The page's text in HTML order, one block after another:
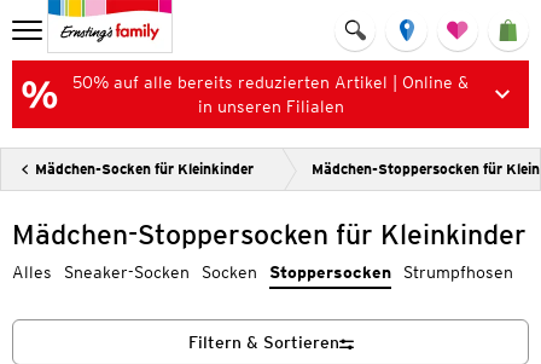
50% auf alle bereits reduzierten Artikel | Online &
in unseren Filialen
Mädchen-Socken für Kleinkinder Mädchen-Stoppersocken für
Mädchen-Stoppersocken für Kleinkinder
Alles Sneaker-Socken Socken Stoppersocken Strumpfhosen
Filtern & Sortieren